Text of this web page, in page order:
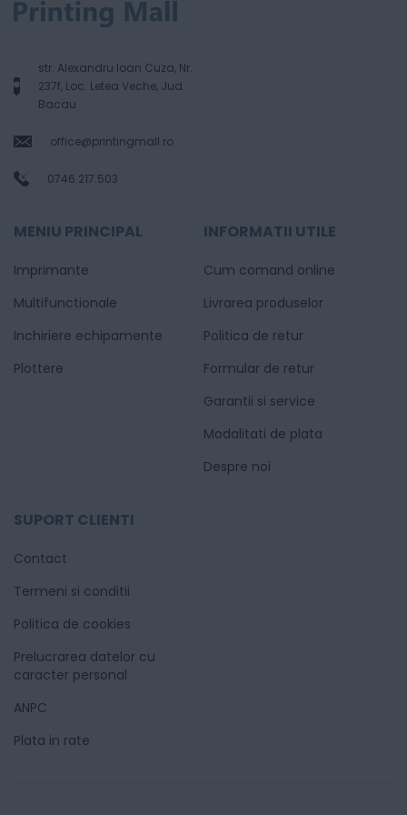
str. Alexandru Ioan Cuza, Nr.
237f, Loc. Letea Veche, Jud.
Bacau
office@printingmall.ro
0746.217.503
MENIU PRINCIPAL
Imprimante
Multifunctionale
Inchiriere echipamente
Plottere
INFORMATII UTILE
Cum comand online
Livrarea produselor
Politica de retur
Formular de retur
Garantii si service
Modalitati de plata
Despre noi
SUPORT CLIENTI
Contact
Termeni si conditii
Politica de cookies
Prelucrarea datelor cu
caracter personal
ANPC
Plata in rate